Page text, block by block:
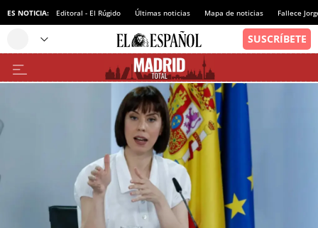
ES NOTICIA: Editoral - El Rúgido Últimas noticias Mapa de noticias Fallece